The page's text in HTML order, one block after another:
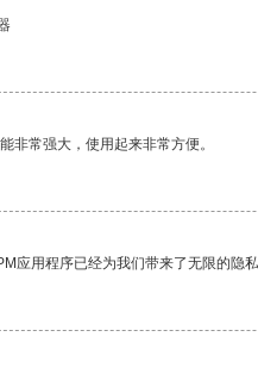
非常强大，使用起来非常方便。
应用程序已经为我们带来了无限的隐私